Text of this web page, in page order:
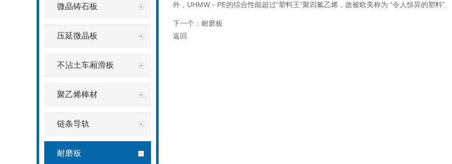
微晶铸石板
压延微晶板
不沾土车厢滑板
聚乙烯棒材
链条导轨
耐磨板
外，UHMW－PE的综合性能超过“塑料王”聚四氟乙烯，故被欧美称为 “令人惊异的塑料”.
下一个： 耐磨板
返回